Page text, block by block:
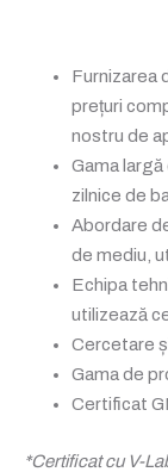
Furnizarea
prețuri
nostru de
Gama
zilnice de
Abordare
de mediu,
Echipa
utilizează
Cercetare
Gama de
Certificat
*Certificat cu V-